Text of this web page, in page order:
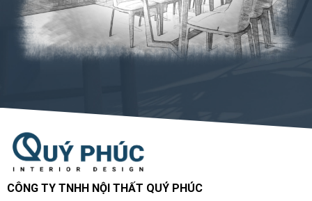
CÔNG TY TNHH NỘI THẤT QUÝ PHÚC